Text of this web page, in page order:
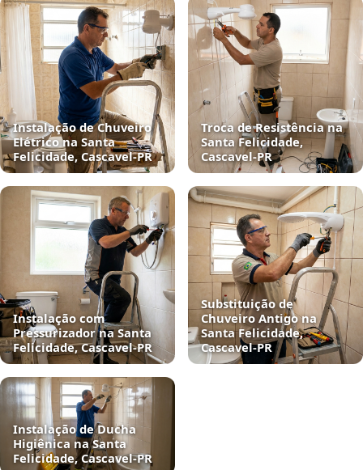
Instalação de Chuveiro
Elétrico na Santa
Felicidade, Cascavel‑PR
Troca de Resistência na
Santa Felicidade,
Cascavel‑PR
Instalação com
Pressurizador na Santa
Felicidade, Cascavel‑PR
Substituição de
Chuveiro Antigo na
Santa Felicidade,
Cascavel‑PR
Instalação de Ducha
Higiênica na Santa
Felicidade, Cascavel‑PR